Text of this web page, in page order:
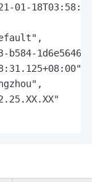
01-
b584-